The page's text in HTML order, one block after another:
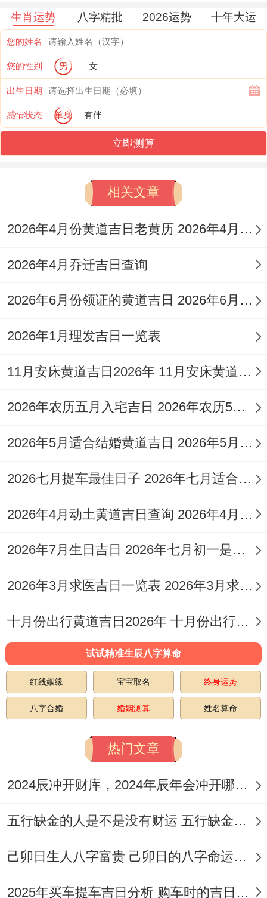
生肖运势 八字精批 2026运势 十年大运
您的姓名
您的性别 男 女
出生日期
感情状态 单身 有伴
立即测算
相关文章
2026年4月份黄道吉日老黄历 2026年4月份的马宝宝是什么命
2026年4月乔迁吉日查询
2026年6月份领证的黄道吉日 2026年6月适合领证的日子有哪些
2026年1月理发吉日一览表
11月安床黄道吉日2026年 11月安床黄道吉日哪几天
2026年农历五月入宅吉日 2026年农历5月入宅哪些日子
2026年5月适合结婚黄道吉日 2026年5月适合生子的日子
2026七月提车最佳日子 2026年七月适合提车的日子
2026年4月动土黄道吉日查询 2026年4月6日动土吉时
2026年7月生日吉日 2026年七月初一是几号
2026年3月求医吉日一览表 2026年3月求医治病吉日
十月份出行黄道吉日2026年 十月份出行黄道吉日查询
试试精准生辰八字算命
红线姻缘 宝宝取名 终身运势
八字合婚 婚姻测算 姓名算命
热门文章
2024辰冲开财库，2024年辰年会冲开哪些人的财库
五行缺金的人是不是没有财运 五行缺金的人命运好不好
己卯日生人八字富贵 己卯日的八字命运如何
2025年买车提车吉日分析 购车时的吉日与禁忌